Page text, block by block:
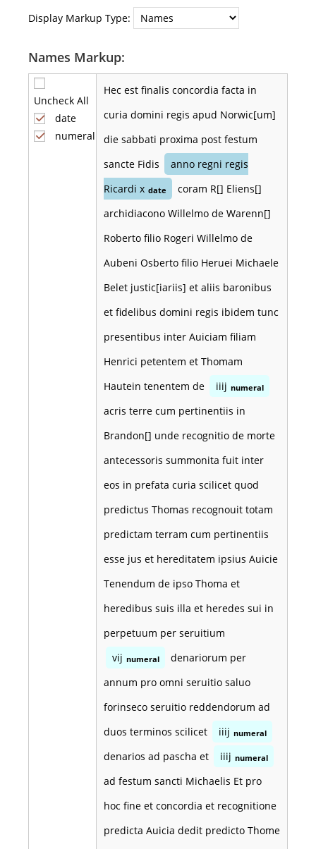
Display Markup Type:
Names Markup:
Uncheck All
date
numeral
Hec est finalis concordia facta in
curia domini regis apud Norwic[um]
die sabbati proxima post festum
sancte Fidis
anno regni regis
Ricardi x date
coram R[] Eliens[]
archidiacono Willelmo de Warenn[]
Roberto filio Rogeri Willelmo de
Aubeni Osberto filio Heruei Michaele
Belet justic[iariis] et aliis baronibus
et fidelibus domini regis ibidem tunc
presentibus inter Auiciam filiam
Henrici petentem et Thomam
Hautein tenentem de
iiij numeral
acris terre cum pertinentiis in
Brandon[] unde recognitio de morte
antecessoris summonita fuit inter
eos in prefata curia scilicet quod
predictus Thomas recognouit totam
predictam terram cum pertinentiis
esse jus et hereditatem ipsius Auicie
Tenendum de ipso Thoma et
heredibus suis illa et heredes sui in
perpetuum per seruitium
vij numeral
denariorum per
annum pro omni seruitio saluo
forinseco seruitio reddendorum ad
duos terminos scilicet
iiij numeral
denarios ad pascha et iiij numeral
ad festum sancti Michaelis Et pro
hoc fine et concordia et recognitione
predicta Auicia dedit predicto Thome